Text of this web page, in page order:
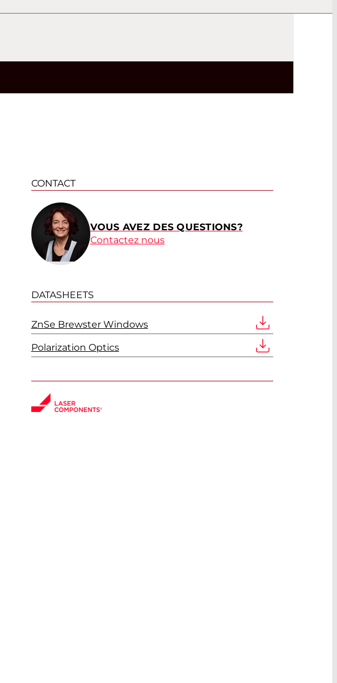
CONTACT
VOUS AVEZ DES QUESTIONS?
Contactez nous
DATASHEETS
ZnSe Brewster Windows
Polarization Optics